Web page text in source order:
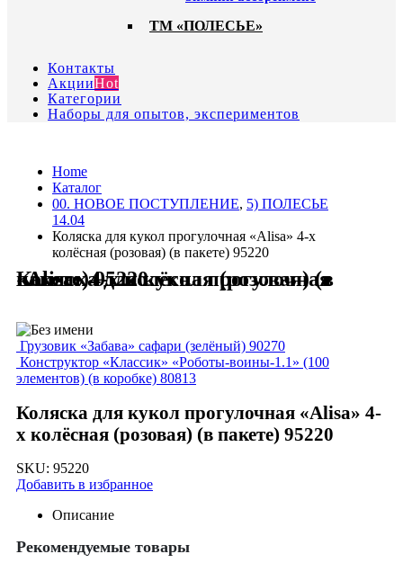
ТМ «ПОЛЕСЬЕ»
Контакты
АкцииHot
Категории
Наборы для опытов, экспериментов
Home
Каталог
00. HОВОЕ ПОСТУПЛЕНИЕ, 5) ПОЛЕСЬЕ
14.04
Коляска для кукол прогулочная «Alisa» 4-х
колёсная (розовая) (в пакете) 95220
Коляска для кукол прогулочная «Alisa» 4-х колёсная (розовая) (в пакете) 95220
Грузовик «Забава» сафари (зелёный) 90270
Конструктор «Классик» «Роботы-воины-1.1» (100
элементов) (в коробке) 80813
Коляска для кукол прогулочная «Alisa» 4-
х колёсная (розовая) (в пакете) 95220
SKU: 95220
Добавить в избранное
Описание
Рекомендуемые товары